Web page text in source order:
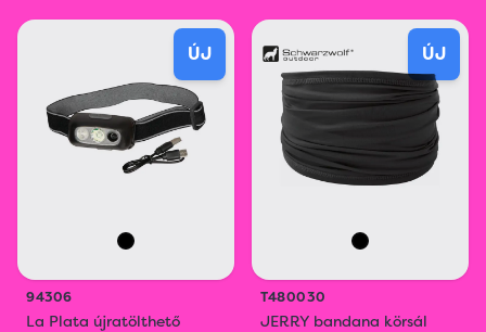
ÚJ
94306
La Plata újratölthető
ÚJ
T480030
JERRY bandana körsál